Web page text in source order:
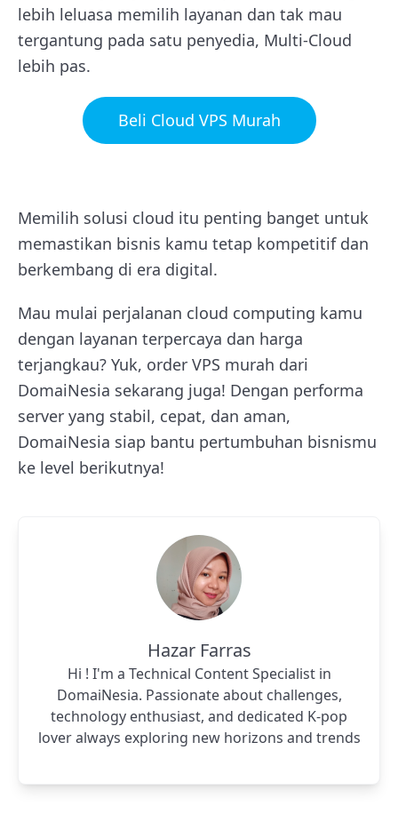
lebih leluasa memilih layanan dan tak mau
tergantung pada satu penyedia, Multi-Cloud
lebih pas.
Beli Cloud VPS Murah
Memilih solusi cloud itu penting banget untuk
memastikan bisnis kamu tetap kompetitif dan
berkembang di era digital.
Mau mulai perjalanan cloud computing kamu
dengan layanan terpercaya dan harga
terjangkau? Yuk, order VPS murah dari
DomaiNesia sekarang juga! Dengan performa
server yang stabil, cepat, dan aman,
DomaiNesia siap bantu pertumbuhan bisnismu
ke level berikutnya!
Hazar Farras
Hi ! I'm a Technical Content Specialist in
DomaiNesia. Passionate about challenges,
technology enthusiast, and dedicated K-pop
lover always exploring new horizons and trends